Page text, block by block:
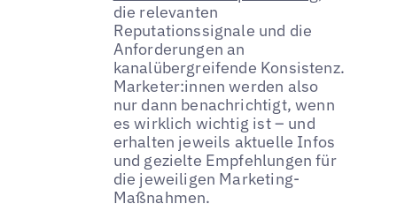
die relevanten
Reputationssignale und die
Anforderungen an
kanalübergreifende Konsistenz.
Marketer:innen werden also
nur dann benachrichtigt, wenn
es wirklich wichtig ist – und
erhalten jeweils aktuelle Infos
und gezielte Empfehlungen für
die jeweiligen Marketing-
Maßnahmen.